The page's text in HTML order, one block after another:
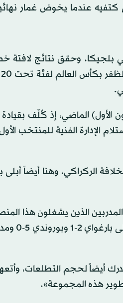
على كتفيه عندما يخوض غمار
في بلجيكا، وحقق نتائج
في ديسمبر (كانون الأول) الماضي، إذ كُلّف
الإدارة الفنية للمنتخب
الركراكي، وهنا أيضاً أبلى
الذين يشغلون هذا
أيضاً لحجم التطلعات،
هذه المجموعة».